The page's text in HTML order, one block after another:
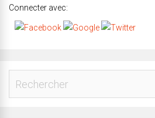
Connecter avec: